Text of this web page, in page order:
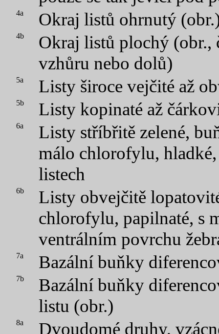
4a Okraj listů ohrnutý
4b
Okraj listů plochý (obr.,
vzhůru nebo dolů)
5a Listy široce vejčité až
5b Listy kopinaté až
6a
Listy stříbřitě zelené,
málo chlorofylu,
listech
6b
Listy obvejčitě
chlorofylu, papilnaté, s
ventrálním povrchu
7a Bazální buňky
7b
Bazální buňky
listu (obr.)
8a Dvoudomé druhy,